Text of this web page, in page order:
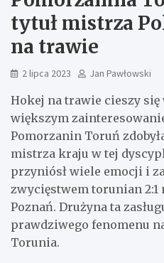
tytuł mistrza
na trawie
2 lipca 2023 Jan Pawłowski
Hokej na trawie cieszy się
większym
Pomorzanin Toruń
mistrza kraju w tej
przyniósł wiele emocji i
zwycięstwem torunian 2:1
Poznań. Drużyna ta
prawdziwego fenomenu
Torunia.